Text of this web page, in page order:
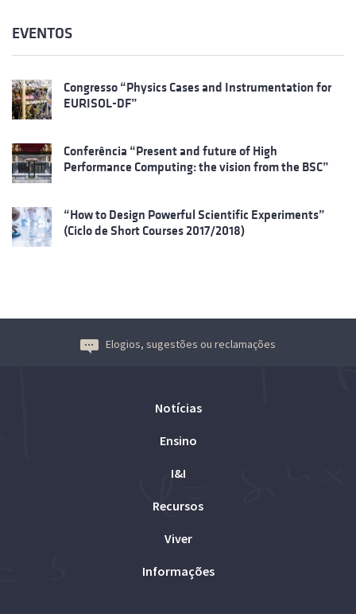
EVENTOS
Congresso “Physics Cases and Instrumentation for
EURISOL-DF”
Conferência “Present and future of High
Performance Computing: the vision from the BSC”
“How to Design Powerful Scientific Experiments”
(Ciclo de Short Courses 2017/2018)
Elogios, sugestões ou reclamações
Notícias
Ensino
I&I
Recursos
Viver
Informações